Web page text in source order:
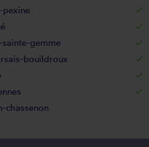
pexine
gemme
bouildroux
chassenon